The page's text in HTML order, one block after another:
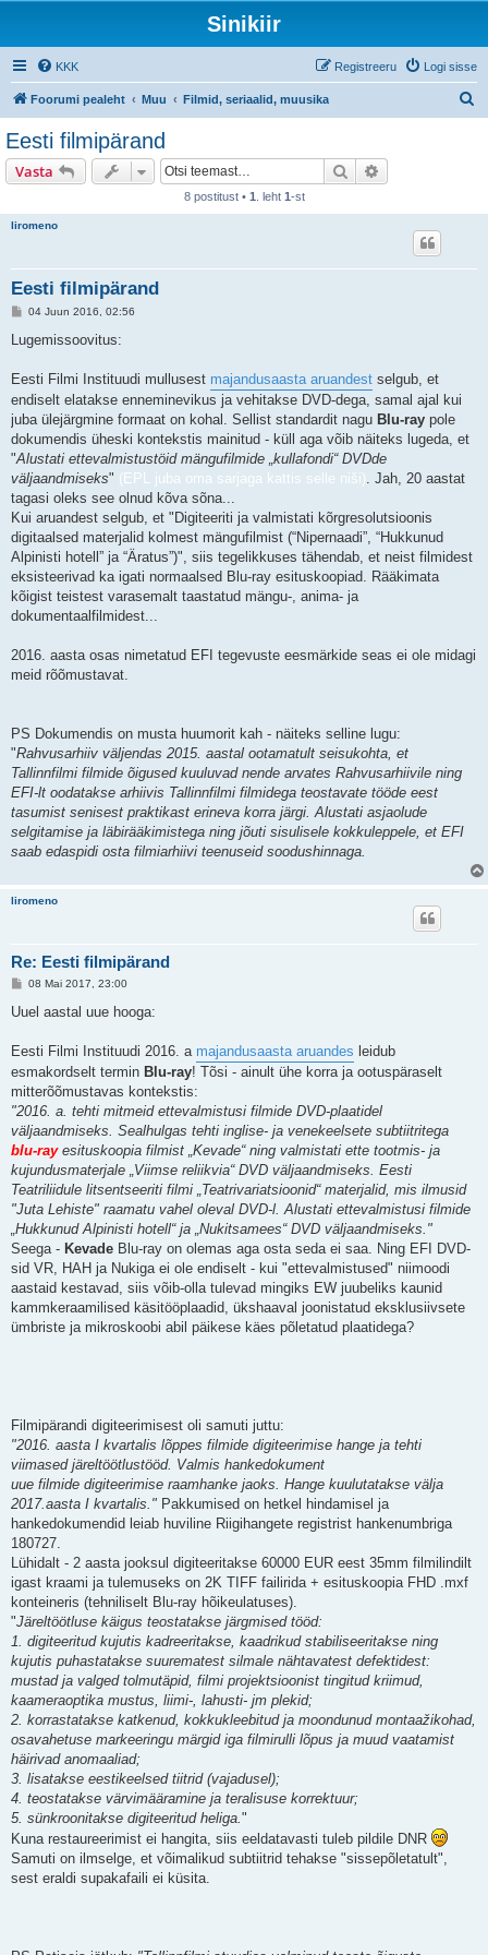
Sinikiir
KKK Logi sisse
Registreeru
Foorumi pealeht Muu Filmid, seriaalid, muusika
Eesti filmipärand
Vasta Otsi
8 postitust • 1 . leht 1-st
liromeno
Eesti filmipärand
P
s
t
s
04 Juun 2016, 02:56
Lugemissoovitus:
Eesti Filmi Instituudi mullusest majandusaasta aruandest selgub, et
endiselt elatakse enneminevikus ja vehitakse DVD-dega, samal ajal kui
juba ülejärgmine formaat on kohal. Sellist standardit nagu Blu-ray pole
dokumendis üheski kontekstis mainitud - küll aga võib näiteks lugeda, et
"Alustati ettevalmistustöid mängufilmide „kullafondi“ DVDde
väljaandmiseks" (EPL juba oma sarjaga kattis selle niši). Jah, 20 aastat
tagasi oleks see olnud kõva sõna...
Kui aruandest selgub, et "Digiteeriti ja valmistati kõrgresolutsioonis
digitaalsed materjalid kolmest mängufilmist (“Nipernaadi”, “Hukkunud
Alpinisti hotell” ja “Äratus”)", siis tegelikkuses tähendab, et neist filmidest
eksisteerivad ka igati normaalsed Blu-ray esituskoopiad. Rääkimata
kõigist teistest varasemalt taastatud mängu-, anima- ja
dokumentaalfilmidest...
2016. aasta osas nimetatud EFI tegevuste eesmärkide seas ei ole midagi
meid rõõmustavat.
PS Dokumendis on musta huumorit kah - näiteks selline lugu:
"Rahvusarhiiv väljendas 2015. aastal ootamatult seisukohta, et
Tallinnfilmi filmide õigused kuuluvad nende arvates Rahvusarhiivile ning
EFI-lt oodatakse arhiivis Tallinnfilmi filmidega teostavate tööde eest
tasumist senisest praktikast erineva korra järgi. Alustati asjaolude
selgitamise ja läbirääkimistega ning jõuti sisulisele kokkuleppele, et EFI
saab edaspidi osta filmiarhiivi teenuseid soodushinnaga.
liromeno
Re: Eesti filmipärand
P
s
t
s
08 Mai 2017, 23:00
Uuel aastal uue hooga:
Eesti Filmi Instituudi 2016. a majandusaasta aruandes leidub
esmakordselt termin Blu-ray! Tõsi - ainult ühe korra ja ootuspäraselt
mitterõõmustavas kontekstis:
"2016. a. tehti mitmeid ettevalmistusi filmide DVD-plaatidel
väljaandmiseks. Sealhulgas tehti inglise- ja venekeelsete subtiitritega
blu-rayesituskoopia filmist „Kevade“ ning valmistati ette tootmis- ja
kujundusmaterjale „Viimse reliikvia“ DVD väljaandmiseks. Eesti
Teatriliidule litsentseeriti filmi „Teatrivariatsioonid“ materjalid, mis ilmusid
"Juta Lehiste" raamatu vahel oleval DVD-l. Alustati ettevalmistusi filmide
„Hukkunud Alpinisti hotell“ ja „Nukitsamees“ DVD väljaandmiseks."
Seega - Kevade Blu-ray on olemas aga osta seda ei saa. Ning EFI DVD-
sid VR, HAH ja Nukiga ei ole endiselt - kui "ettevalmistused" niimoodi
aastaid kestavad, siis võib-olla tulevad mingiks EW juubeliks kaunid
kammkeraamilised käsitööplaadid, ükshaaval joonistatud eksklusiivsete
ümbriste ja mikroskoobi abil päikese käes põletatud plaatidega?
Filmipärandi digiteerimisest oli samuti juttu:
"2016. aasta I kvartalis lõppes filmide digiteerimise hange ja tehti
viimased järeltöötlustööd. Valmis hankedokument
uue filmide digiteerimise raamhanke jaoks. Hange kuulutatakse välja
2017.aasta I kvartalis." Pakkumised on hetkel hindamisel ja
hankedokumendid leiab huviline Riigihangete registrist hankenumbriga
180727.
Lühidalt - 2 aasta jooksul digiteeritakse 60000 EUR eest 35mm filmilindilt
igast kraami ja tulemuseks on 2K TIFF failirida + esituskoopia FHD .mxf
konteineris (tehniliselt Blu-ray hõikeulatuses).
"Järeltöötluse käigus teostatakse järgmised tööd:
1. digiteeritud kujutis kadreeritakse, kaadrikud stabiliseeritakse ning
kujutis puhastatakse suurematest silmale nähtavatest defektidest:
mustad ja valged tolmutäpid, filmi projektsioonist tingitud kriimud,
kaameraoptika mustus, liimi-, lahusti- jm plekid;
2. korrastatakse katkenud, kokkukleebitud ja moondunud montaažikohad,
osavahetuse markeeringu märgid iga filmirulli lõpus ja muud vaatamist
häirivad anomaaliad;
3. lisatakse eestikeelsed tiitrid (vajadusel);
4. teostatakse värvimääramine ja teralisuse korrektuur;
5. sünkroonitakse digiteeritud heliga. "
Kuna restaureerimist ei hangita, siis eeldatavasti tuleb pildile DNR
Samuti on ilmselge, et võimalikud subtiitrid tehakse "sissepõletatult",
sest eraldi supakafaili ei küsita.